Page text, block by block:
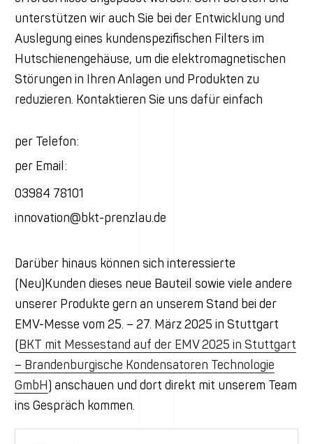
unterstützen wir auch Sie bei der Entwicklung und
Auslegung eines kundenspezifischen Filters im
Hutschienengehäuse, um die elektromagnetischen
Störungen in Ihren Anlagen und Produkten zu
reduzieren. Kontaktieren Sie uns dafür einfach
per Telefon:
per Email:
03984 78101
innovation@bkt-prenzlau.de
Darüber hinaus können sich interessierte
(Neu)Kunden dieses neue Bauteil sowie viele andere
unserer Produkte gern an unserem Stand bei der
EMV-Messe vom 25. – 27. März 2025 in Stuttgart
(BKT mit Messestand auf der EMV 2025 in Stuttgart
– Brandenburgische Kondensatoren Technologie
GmbH) anschauen und dort direkt mit unserem Team
ins Gespräch kommen.